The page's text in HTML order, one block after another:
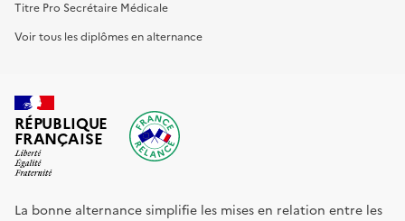
Titre Pro Secrétaire Médicale
Voir tous les diplômes en alternance
RÉPUBLIQUE
FRANÇAISE
La bonne alternance simplifie les mises en relation entre les